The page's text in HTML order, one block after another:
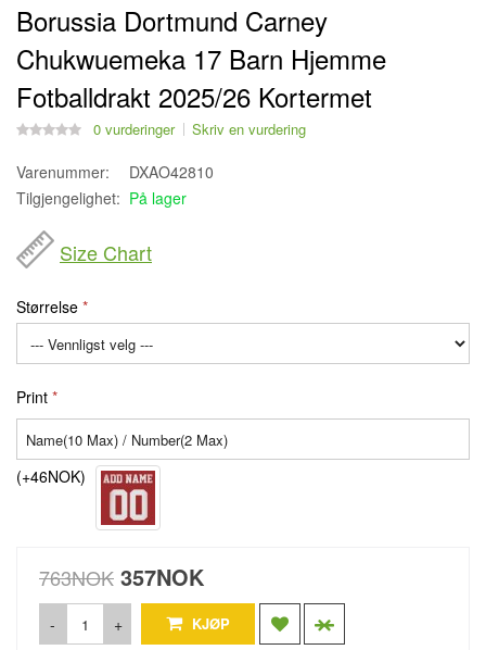
Borussia Dortmund Carney
Chukwuemeka 17 Barn Hjemme
Fotballdrakt 2025/26 Kortermet
0 vurderinger Skriv en vurdering
Varenummer:
DXAO42810
Tilgjengelighet: På lager
Size Chart
Størrelse
Print
(+46NOK)
763NOK 357NOK
- + KJØP